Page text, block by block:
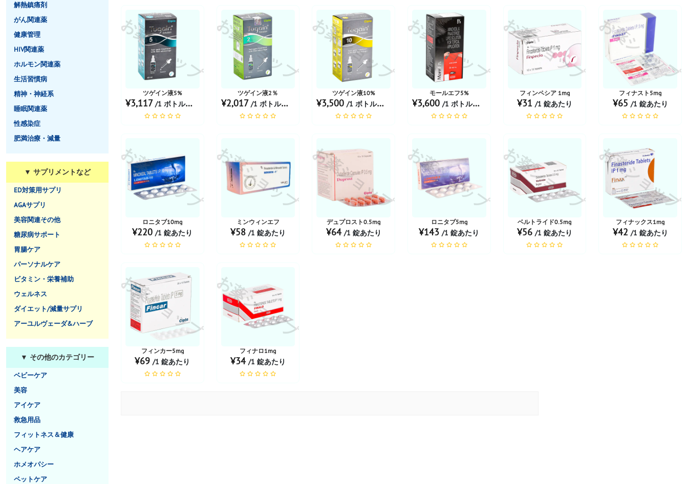
解熱鎮痛剤
がん関連薬
健康管理
HIV関連薬
ホルモン関連薬
生活習慣病
精神・神経系
睡眠関連薬
性感染症
肥満治療・減量
▼ サプリメントなど
ED対策用サプリ
AGAサプリ
美容関連その他
糖尿病サポート
胃腸ケア
パーソナルケア
ビタミン・栄養補助
ウェルネス
ダイエット/減量サプリ
アーユルヴェーダ&ハーブ
▼ その他のカテゴリー
ベビーケア
美容
アイケア
救急用品
フィットネス＆健康
ヘアケア
ホメオパシー
ペットケア
お薬ショップ
ツゲイン液5%
¥3,117 /1 ボトルあたり
お薬ショップ
ツゲイン液2％
¥2,017 /1 ボトルあたり
お薬ショップ
ツゲイン液10%
¥3,500/1 ボトルあたり
お薬ショップ
モールエフ5%
¥3,600 /1 ボトルあたり
お薬ショップ
フィンペシア 1mg
¥31 /1 錠あたり
お薬ショップ
フィナスト5mg
¥65 /1 錠あたり
お薬ショップ
ロニタブ10mg
¥220/1 錠あたり
お薬ショップ
ミンウィンエフ
¥58 /1 錠あたり
お薬ショップ
デュプロスト0.5mg
¥64 /1 錠あたり
お薬ショップ
ロニタブ5mg
¥143/1 錠あたり
お薬ショップ
ベルトライド0.5mg
¥56 /1 錠あたり
お薬ショップ
フィナックス1mg
¥42 /1 錠あたり
お薬ショップ
フィンカー5mg
¥69/1 錠あたり
お薬ショップ
フィナロ1mg
¥34 /1 錠あたり